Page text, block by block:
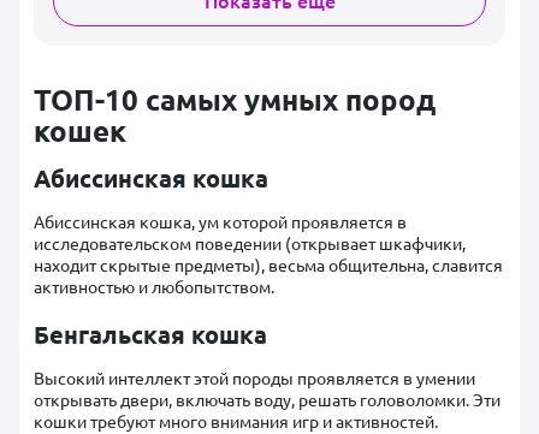
ТОП-10 самых умных пород
кошек
Абиссинская кошка
Абиссинская кошка, ум которой проявляется в
исследовательском поведении (открывает шкафчики,
находит скрытые предметы), весьма общительна, славится
активностью и любопытством.
Бенгальская кошка
Высокий интеллект этой породы проявляется в умении
открывать двери, включать воду, решать головоломки. Эти
кошки требуют много внимания игр и активностей.